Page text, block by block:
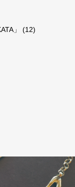
」 (12)